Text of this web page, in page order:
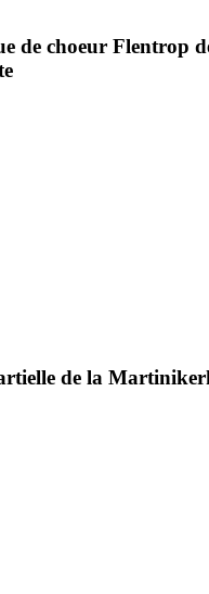
de choeur Flentrop
de la